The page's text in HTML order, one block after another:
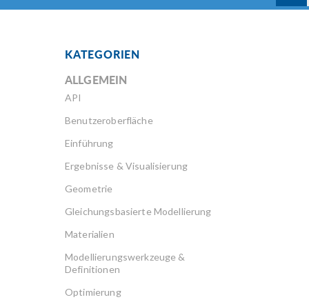
KATEGORIEN
ALLGEMEIN
API
Benutzeroberfläche
Einführung
Ergebnisse & Visualisierung
Geometrie
Gleichungsbasierte Modellierung
Materialien
Modellierungswerkzeuge &
Definitionen
Optimierung